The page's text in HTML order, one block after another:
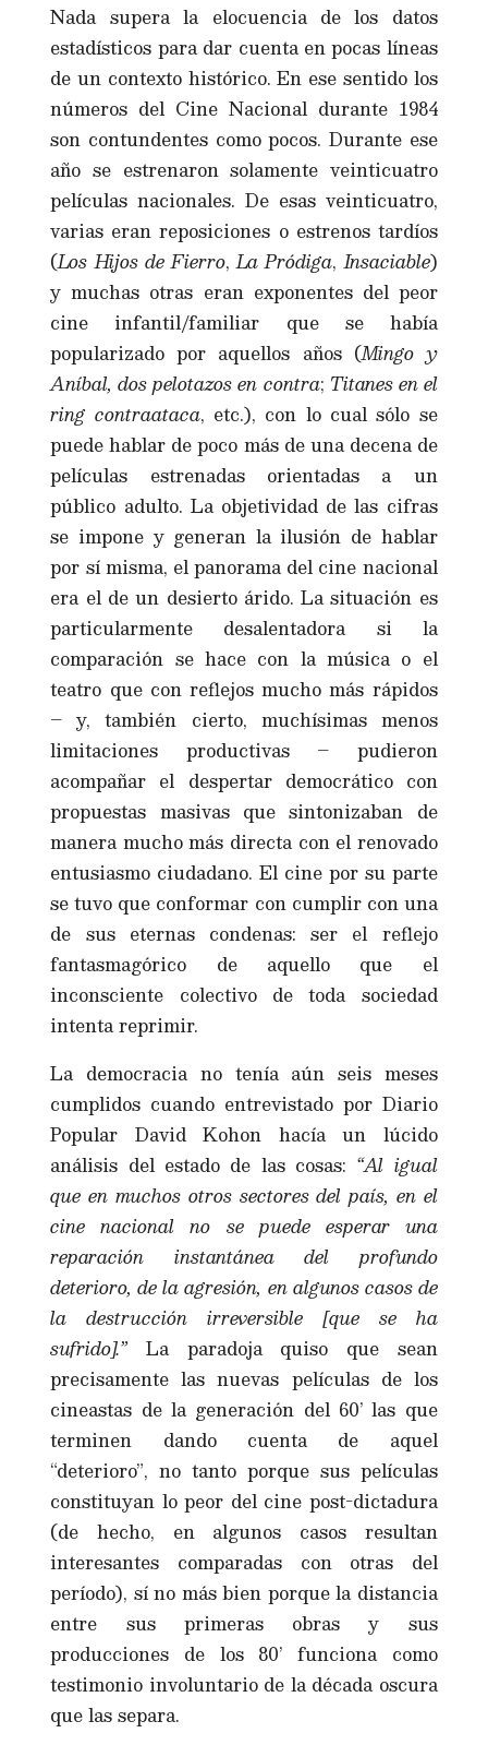
Nada supera la elocuencia de los datos
estadísticos para dar cuenta en pocas líneas
de un contexto histórico. En ese sentido los
números del Cine Nacional durante 1984
son contundentes como pocos. Durante ese
año se estrenaron solamente veinticuatro
películas nacionales. De esas veinticuatro,
varias eran reposiciones o estrenos tardíos
(Los Hijos de Fierro,La Pródiga,Insaciable)
y muchas otras eran exponentes del peor
cine infantil/familiar que se había
popularizado por aquellos años (Mingo y
Aníbal, dos pelotazos en contra; Titanes en el
ring contraataca, etc.), con lo cual sólo se
puede hablar de poco más de una decena de
películas estrenadas orientadas a un
público adulto. La objetividad de las cifras
se impone y generan la ilusión de hablar
por sí misma, el panorama del cine nacional
era el de un desierto árido. La situación es
particularmente desalentadora si la
comparación se hace con la música o el
teatro que con reflejos mucho más rápidos
– y, también cierto, muchísimas menos
limitaciones productivas – pudieron
acompañar el despertar democrático con
propuestas masivas que sintonizaban de
manera mucho más directa con el renovado
entusiasmo ciudadano. El cine por su parte
se tuvo que conformar con cumplir con una
de sus eternas condenas: ser el reflejo
fantasmagórico de aquello que el
inconsciente colectivo de toda sociedad
intenta reprimir.
La democracia no tenía aún seis meses
cumplidos cuando entrevistado por Diario
Popular David Kohon hacía un lúcido
análisis del estado de las cosas: “Al igual
que en muchos otros sectores del país, en el
cine nacional no se puede esperar una
reparación instantánea del profundo
deterioro, de la agresión, en algunos casos de
la destrucción irreversible [que se ha
sufrido].”La paradoja quiso que sean
precisamente las nuevas películas de los
cineastas de la generación del 60’ las que
terminen dando cuenta de aquel
“deterioro”, no tanto porque sus películas
constituyan lo peor del cine post-dictadura
(de hecho, en algunos casos resultan
interesantes comparadas con otras del
período), sí no más bien porque la distancia
entre sus primeras obras y sus
producciones de los 80’ funciona como
testimonio involuntario de la década oscura
que las separa.